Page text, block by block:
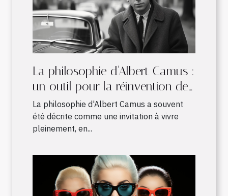
La philosophie d'Albert Camus :
un outil pour la réinvention de
notre monde par les enfants
La philosophie d'Albert Camus a souvent
été décrite comme une invitation à vivre
pleinement, en...